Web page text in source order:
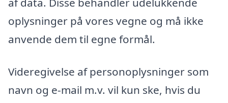
oplysninger på vores vegne og må ikke
anvende dem til egne formål.
Videregivelse af personoplysninger som
navn og e-mail m.v. vil kun ske, hvis du